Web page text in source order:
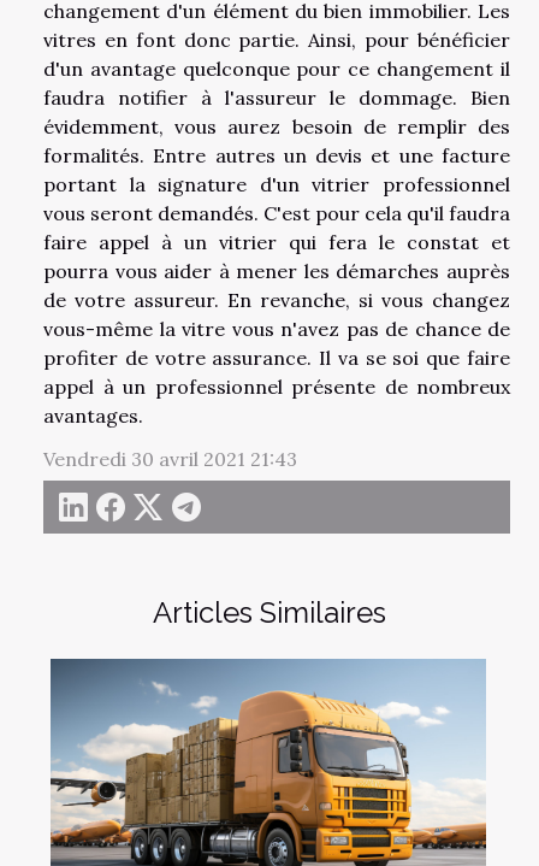
Articles Similaires
changement d'un élément du bien immobilier. Les
vitres en font donc partie. Ainsi, pour bénéficier
d'un avantage quelconque pour ce changement il
faudra notifier à l'assureur le dommage. Bien
évidemment, vous aurez besoin de remplir des
formalités. Entre autres un devis et une facture
portant la signature d'un vitrier professionnel
vous seront demandés. C'est pour cela qu'il faudra
faire appel à un vitrier qui fera le constat et
pourra vous aider à mener les démarches auprès
de votre assureur. En revanche, si vous changez
vous-même la vitre vous n'avez pas de chance de
profiter de votre assurance. Il va se soi que faire
appel à un professionnel présente de nombreux
avantages.
Vendredi 30 avril 2021 21:43